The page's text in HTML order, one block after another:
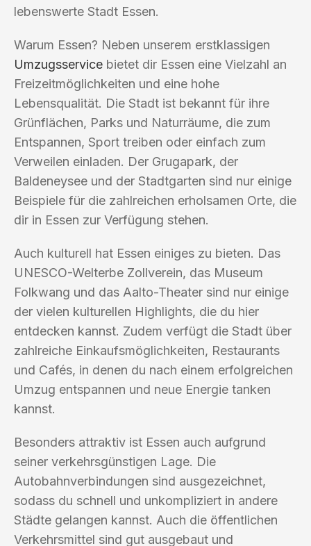
lebenswerte Stadt Essen.
Warum Essen? Neben unserem erstklassigen
Umzugsservice bietet dir Essen eine Vielzahl an
Freizeitmöglichkeiten und eine hohe
Lebensqualität. Die Stadt ist bekannt für ihre
Grünflächen, Parks und Naturräume, die zum
Entspannen, Sport treiben oder einfach zum
Verweilen einladen. Der Grugapark, der
Baldeneysee und der Stadtgarten sind nur einige
Beispiele für die zahlreichen erholsamen Orte, die
dir in Essen zur Verfügung stehen.
Auch kulturell hat Essen einiges zu bieten. Das
UNESCO-Welterbe Zollverein, das Museum
Folkwang und das Aalto-Theater sind nur einige
der vielen kulturellen Highlights, die du hier
entdecken kannst. Zudem verfügt die Stadt über
zahlreiche Einkaufsmöglichkeiten, Restaurants
und Cafés, in denen du nach einem erfolgreichen
Umzug entspannen und neue Energie tanken
kannst.
Besonders attraktiv ist Essen auch aufgrund
seiner verkehrsgünstigen Lage. Die
Autobahnverbindungen sind ausgezeichnet,
sodass du schnell und unkompliziert in andere
Städte gelangen kannst. Auch die öffentlichen
Verkehrsmittel sind gut ausgebaut und